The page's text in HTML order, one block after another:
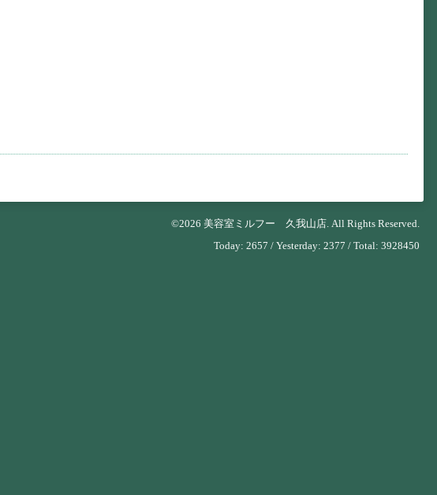
©2026 美容室ミルフー 久我山店. All Rights Reserved.
Today: 2657 / Yesterday: 2377 / Total: 3928450